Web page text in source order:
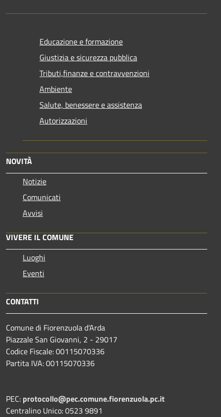
Educazione e formazione
Giustizia e sicurezza pubblica
Tributi,finanze e contravvenzioni
Ambiente
Salute, benessere e assistenza
Autorizzazioni
NOVITÀ
Notizie
Comunicati
Avvisi
VIVERE IL COMUNE
Luoghi
Eventi
CONTATTI
Comune di Fiorenzuola d'Arda
Piazzale San Giovanni, 2 - 29017
Codice Fiscale: 00115070336
Partita IVA: 00115070336
PEC: protocollo@pec.comune.fiorenzuola.pc.it
Centralino Unico: 0523 9891